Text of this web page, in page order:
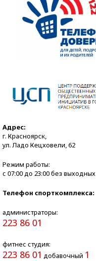
Адрес:
г. Красноярск,
ул. Ладо Кецховели, 62
Режим работы:
с 07:00 до 23:00 без выходных
Телефон спорткомплекса:
администраторы:
223 86 01
фитнес студия:
223 86 01 добавочный 1